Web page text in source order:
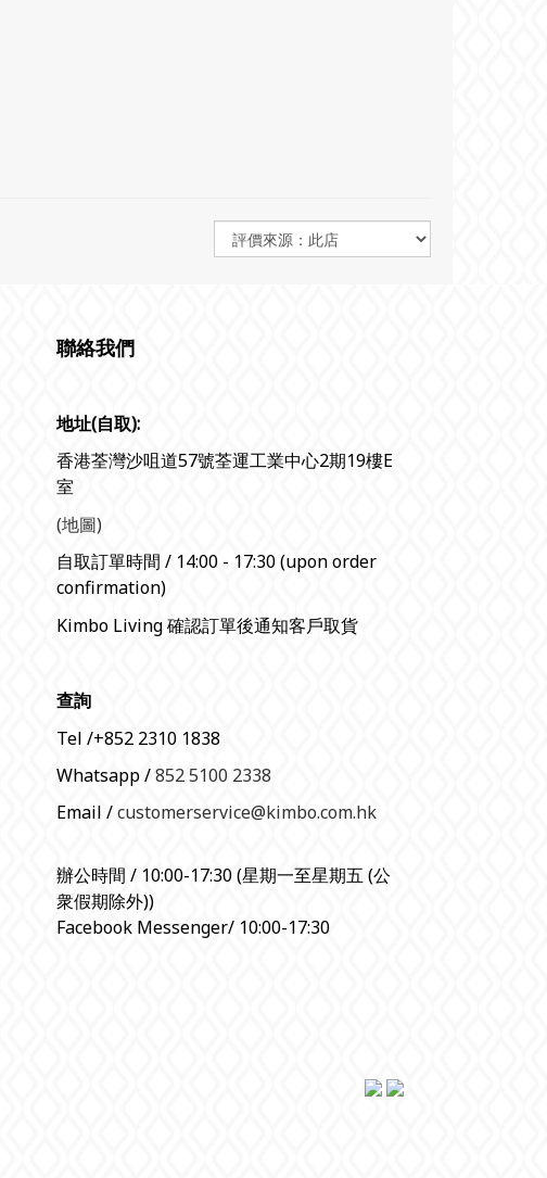
聯絡我們
地址(自取):
香港荃灣沙咀道57號荃運工業中心2期19樓E
室
(地圖)
自取訂單時間 / 14:00 - 17:30 (upon order
confirmation)
Kimbo Living 確認訂單後通知客戶取貨
查詢
Tel /+852 2310 1838
Whatsapp /852 5100 2338
Email /customerservice@kimbo.com.hk
辦公時間 / 10:00-17:30 (星期一至星期五 (公
衆假期除外))
Facebook Messenger/ 10:00-17:30